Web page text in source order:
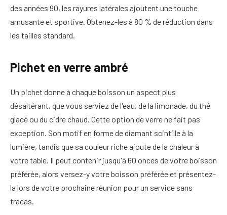
des années 90, les rayures latérales ajoutent une touche
amusante et sportive. Obtenez-les à 80 % de réduction dans
les tailles standard.
Pichet en verre ambré
Un pichet donne à chaque boisson un aspect plus
désaltérant, que vous serviez de l'eau, de la limonade, du thé
glacé ou du cidre chaud. Cette option de verre ne fait pas
exception. Son motif en forme de diamant scintille à la
lumière, tandis que sa couleur riche ajoute de la chaleur à
votre table. Il peut contenir jusqu'à 60 onces de votre boisson
préférée, alors versez-y votre boisson préférée et présentez-
la lors de votre prochaine réunion pour un service sans
tracas.